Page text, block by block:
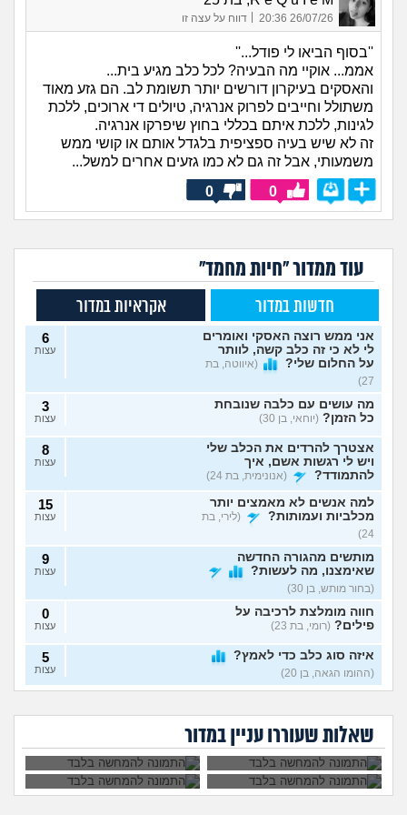
26/07/26 20:36
| דווח על עצה זו
''בסוף הביאו לי פודל...''
אממ... אוקיי מה הבעיה? לכל כלב מגיע בית...
והאסקים בעיקרון דורשים יותר תשומת לב. הם גזע מאוד
משתולל וחייבים לפרוק אנרגיה, טיולים די ארוכים, ללכת
לגינות, ללכת איתם בכללי בחוץ שיפרקו אנרגיה.
זה לא שיש בעיה ספציפית בלגדל אותם או קושי ממש
משמעותי, אבל זה גם לא כמו גזעים אחרים למשל...
0
0
עוד ממדור "חיות מחמד"
חדשות במדור אקראיות במדור
אני ממש רוצה האסקי ואומרים
לי לא כי זה כלב קשה, לוותר
על החלום שלי?
(איווטה, בת
27)
6
עצות
מה עושים עם כלבה שנובחת
כל הזמן? (יוחאי, בן 30)
3
עצות
אצטרך להרדים את הכלב שלי
ויש לי רגשות אשם, איך
להתמודד?
(אנונימית, בת 24)
8
עצות
למה אנשים לא מאמצים יותר
מכלביות ועמותות?
(לירי, בת
24)
15
עצות
מותשים מהגורה החדשה
שאימצנו, מה לעשות?
(בחור מותש, בן 30)
9
עצות
חווה מומלצת לרכיבה על
פילים? (רומי, בת 23)
0
עצות
איזה סוג כלב כדי לאמץ?
(ההומו הגאה, בן 20)
5
עצות
מחמד שמתו לכם?
(אנונימי,
בת 26)
עצות
אימצתי גורת כלבים לפני
כשבועיים, התחילו לי חששות
שהיא נשארת שעות לבד
(אנונימית, בת 22)
4
שאלות שעוררו עניין במדור
הביאה כלבה למרות
סובלת איתה, נפגע לי
איכות החיים
כבר לא מסתדרים עם
למצוא לו פיתרון
אימוץ, מה לעשות?
אחותי שונאת כלבים
ומלכלכת עליהם
בכוונה כדי לעצבן
אותי
החתול החדש שהבאנו
שלנו. להחזיר
לעמותה?